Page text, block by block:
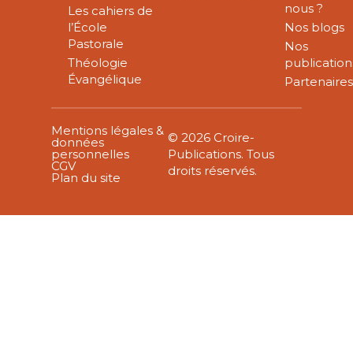
Les cahiers de
l’École
Pastorale
Théologie
Évangélique
nous ?
Nos blogs
Nos
Partenaires
Mentions légales &
données
personnelles
CGV
Plan du site
© 2026 Croire-
Publications. Tous
droits réservés.